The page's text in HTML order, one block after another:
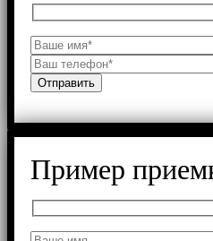
Пример